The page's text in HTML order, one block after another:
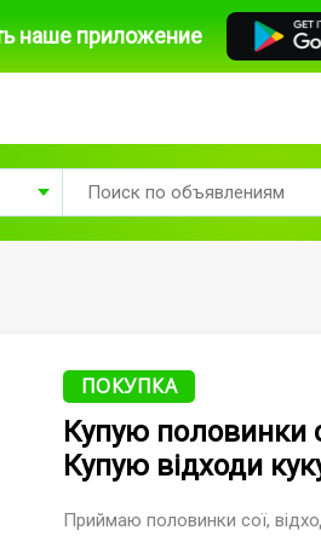
наше приложение
ПОКУПКА
Купую половинки
Купую відходи
Приймаю половинки сої,